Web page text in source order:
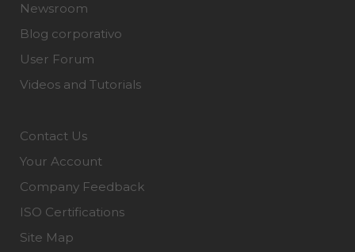
Newsroom
Blog corporativo
User Forum
Videos and Tutorials
Contact Us
Your Account
Company Feedback
ISO Certifications
Site Map